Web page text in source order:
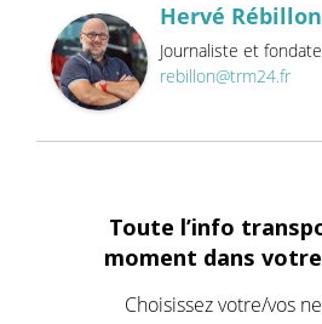
Hervé Rébillon
Journaliste et
rebillon@trm24.fr
Toute l’info
moment dans
Choisissez votre/vos